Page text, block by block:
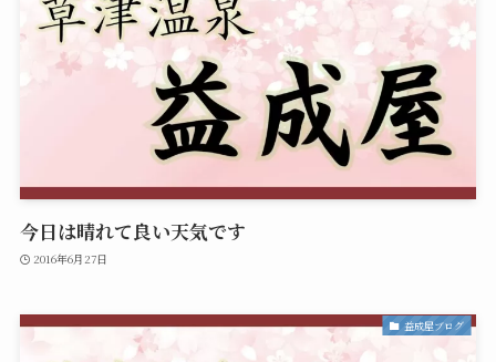
今日は晴れて良い天気です
2016年6月27日
益成屋ブログ